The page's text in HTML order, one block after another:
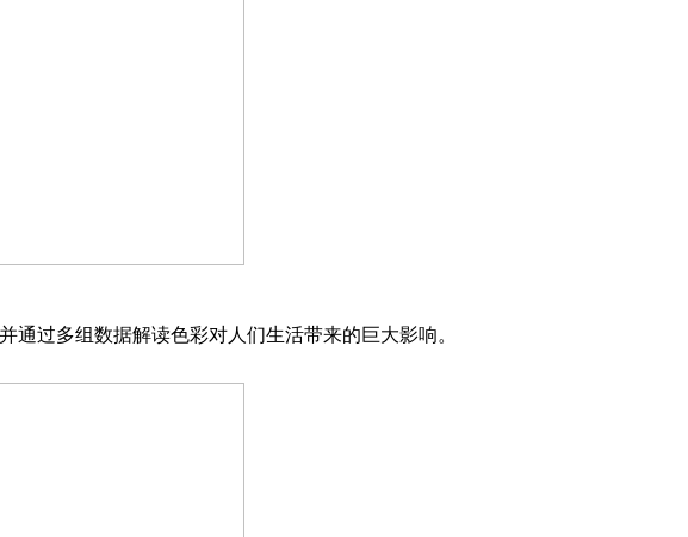
通过多组数据解读色彩对人们生活带来的巨大影响。